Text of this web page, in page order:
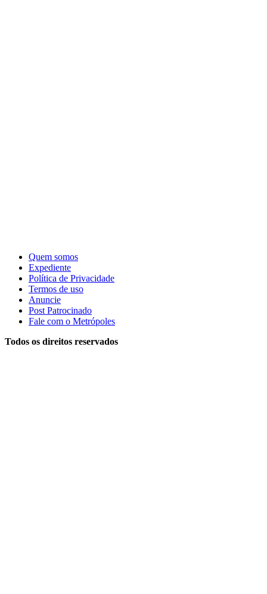
Quem somos
Expediente
Política de Privacidade
Termos de uso
Anuncie
Post Patrocinado
Fale com o Metrópoles
Todos os direitos reservados